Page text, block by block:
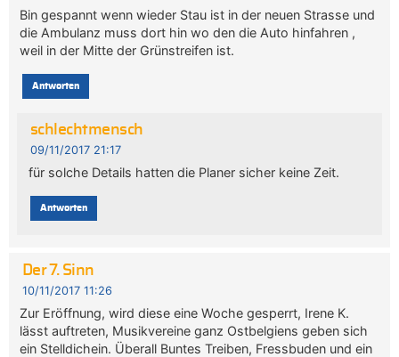
Bin gespannt wenn wieder Stau ist in der neuen Strasse und
die Ambulanz muss dort hin wo den die Auto hinfahren ,
weil in der Mitte der Grünstreifen ist.
Antworten
schlechtmensch
09/11/2017 21:17
für solche Details hatten die Planer sicher keine Zeit.
Antworten
Der 7. Sinn
10/11/2017 11:26
Zur Eröffnung, wird diese eine Woche gesperrt, Irene K.
lässt auftreten, Musikvereine ganz Ostbelgiens geben sich
ein Stelldichein. Überall Buntes Treiben, Fressbuden und ein